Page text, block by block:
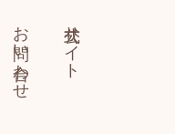
お問い合わせ 公式サイト